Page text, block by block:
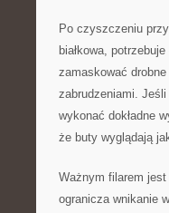
Po czyszczeniu
białkowa,
zamaskować
zabrudzeniami.
wykonać dokładne
że buty wyglądają
Ważnym filarem jest
ogranicza wnikanie